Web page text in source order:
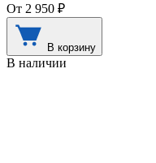
От 2 950 ₽
В корзину
В наличии